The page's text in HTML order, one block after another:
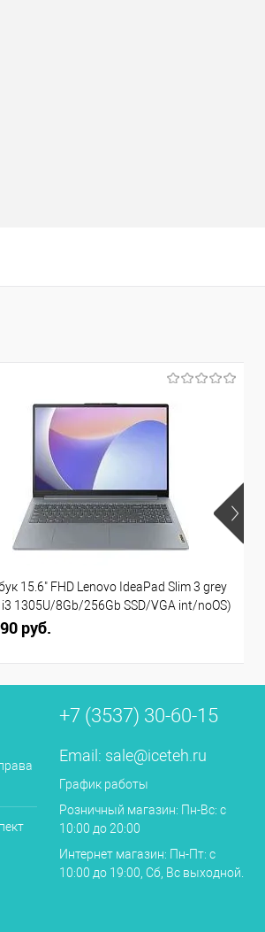
15.6" FHD Lenovo IdeaPad Slim 3 grey
i3 1305U/8Gb/256Gb SSD/VGA int/noOS)
руб.
+7 (3537) 30-60-15
Email: sale@iceteh.ru
График работы
Розничный магазин: Пн-Вс: с
10:00 до 20:00
Интернет магазин: Пн-Пт: с
10:00 до 19:00, Сб, Вс выходной.